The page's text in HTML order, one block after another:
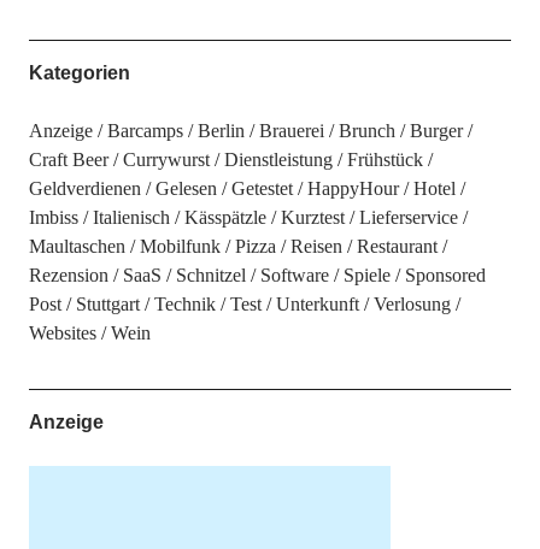
Kategorien
Anzeige Barcamps Berlin Brauerei Brunch
Burger
Craft Beer
Currywurst Dienstleistung
Frühstück
Geldverdienen
Gelesen Getestet HappyHour
Hotel
Imbiss
Italienisch Kässpätzle Kurztest
Lieferservice
Maultaschen
Mobilfunk Pizza Reisen
Restaurant
Rezension
SaaS Schnitzel Software Spiele
Sponsored
Post
Stuttgart Technik Test Unterkunft
Verlosung
Websites
Wein
Anzeige